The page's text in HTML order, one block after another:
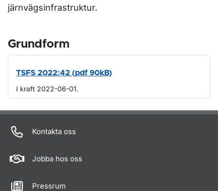
järnvägsinfrastruktur.
Grundform
TSFS 2022:42 (pdf 90kB)
I kraft 2022-06-01.
Om sidan
Kontakta oss
Jobba hos oss
Pressrum